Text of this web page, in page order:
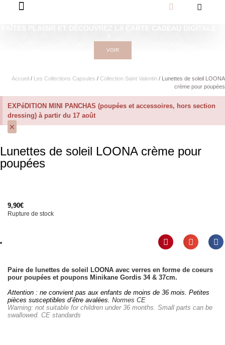
VOIR
Accueil / Les Collections Capsules / Collection Saint Valentin / Lunettes de soleil LOONA
crème pour poupées
EXPéDITION MINI PANCHAS (poupées et accessoires, hors section
dressing) à partir du 17 août
×
Lunettes de soleil LOONA crème pour
poupées
9,90€
Rupture de stock
Paire de lunettes de soleil LOONA avec verres en forme de coeurs
pour poupées et poupons Minikane Gordis 34 & 37cm.
Attention : ne convient pas aux enfants de moins de 36 mois. Petites
pièces susceptibles d’être avalées. Normes CE
Warning: not suitable for children under 36 months. Small parts can be
swallowed. CE standards